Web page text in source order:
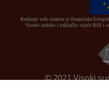
Redizajn web stranice je finansirala
Visoko sudsko i tužilačko vijeće BiH i
© 2021Visoki